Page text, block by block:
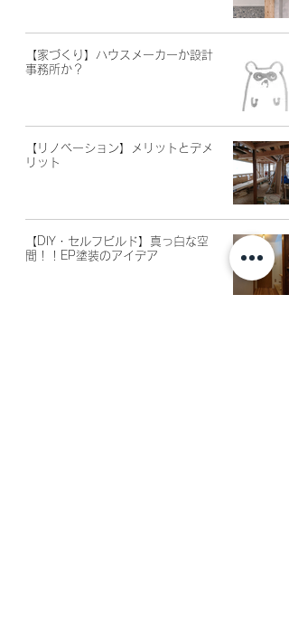
【家づくり】ハウスメーカーか設計
事務所か？
【リノベーション】メリットとデメ
リット
【DIY・セルフビルド】真っ白な空
間！！EP塗装のアイデア